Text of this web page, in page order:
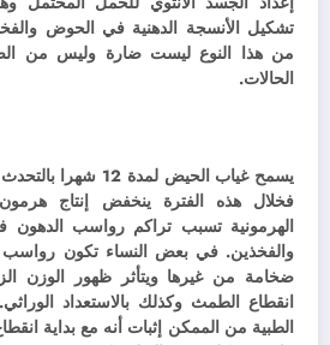
تشكيل الأنسجة الدهنية في الحوض
من هذا النوع ليست ضارة وليس من
الحالات.
يسمح غياب الحيض
فخلال هذه الفترة ينخفض إنتاج هرمون
الهرمونية تسبب تراكم رواسب
والفخذين.في بعض النساء تكون رواسب
ضخامة من غيرها ويتأثر ظهور الوزن
انقطاع الطمث وكذلك بالاستعداد
الطبية من الممكن إثبات أنه مع بداية